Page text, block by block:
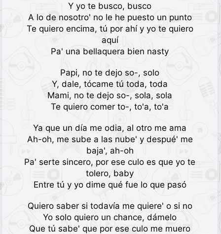
Y yo te busco, busco
A lo de nosotro' no le he puesto un punto
Te quiero encima, tú por ahí y yo te quiero
aquí
Pa' una bellaquera bien nasty
Papi, no te dejo so-, solo
Y, dale, tócame tú toda, toda
Mami, no te dejo so-, sola, sola
Te quiero comer to-, to'a, to'a
Ya que un día me odia, al otro me ama
Ah-oh, me sube a las nube' y despué' me
baja', ah-oh
Pa' serte sincero, por ese culo es que yo te
tolero, baby
Entre tú y yo dime qué fue lo que pasó
Quiero saber si todavía me quiere' o si no
Yo solo quiero un chance, dámelo
Que tú sabe' que por ese culo me muero